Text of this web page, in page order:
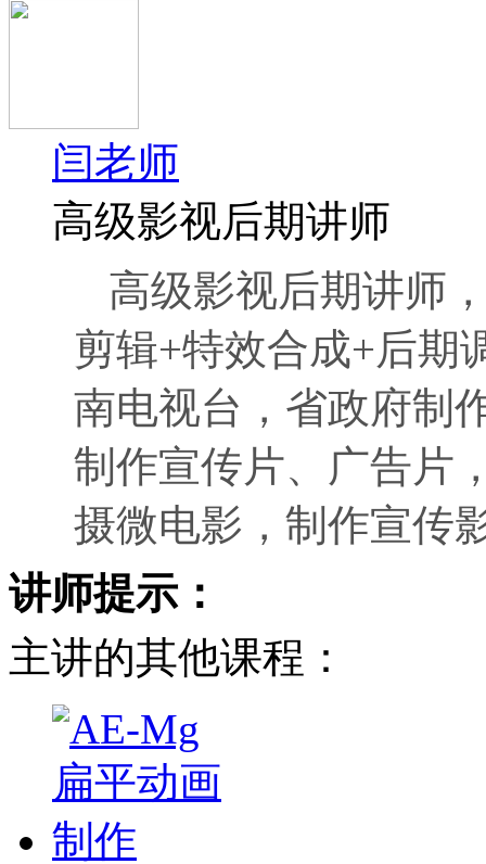
闫老师
高级影视后期讲师
高级影视后期讲师
剪辑+特效合成+后期
南电视台，省政府制
制作宣传片、广告片
摄微电影，制作宣传
讲师提示：
主讲的其他课程：